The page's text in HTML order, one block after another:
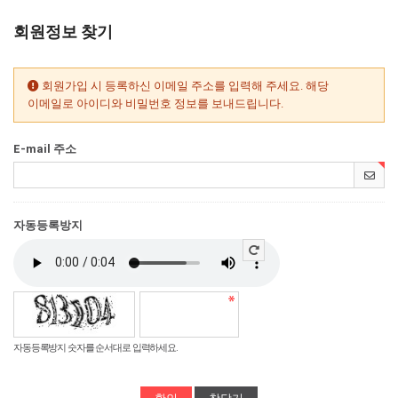
회원정보 찾기
회원가입 시 등록하신 이메일 주소를 입력해 주세요. 해당
이메일로 아이디와 비밀번호 정보를 보내드립니다.
E-mail 주소
자동등록방지
자동등록방지 숫자를 순서대로 입력하세요.